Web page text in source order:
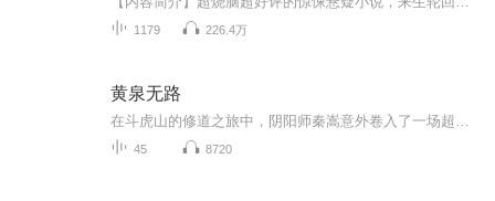
1179 226.4万
黄泉无路
45 8720